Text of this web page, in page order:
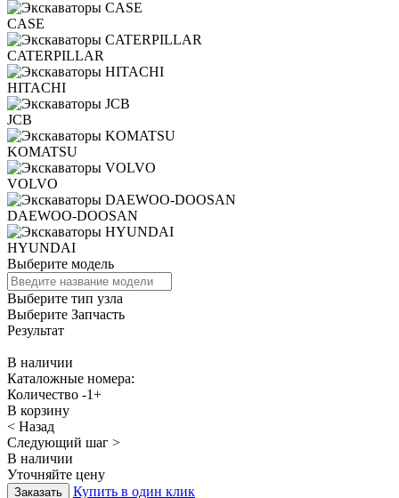
CASE
CATERPILLAR
HITACHI
JCB
KOMATSU
VOLVO
DAEWOO-DOOSAN
HYUNDAI
Выберите модель
Выберите тип узла
Выберите Запчасть
Результат
В наличии
Каталожные номера:
Количество -1+
В корзину
< Назад
Следующий шаг >
В наличии
Уточняйте цену
Купить в один клик